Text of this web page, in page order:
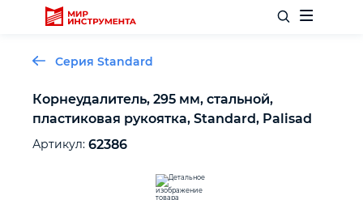
Отделочный инструмент
Серия Standard
Корнеудалитель, 295 мм, стальной,
пластиковая рукоятка, Standard, Palisad
Артикул: 62386